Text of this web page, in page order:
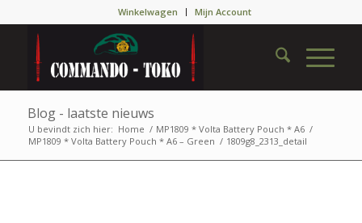
Winkelwagen Mijn Account
Blog - laatste nieuws
U bevindt zich hier: Home / MP1809 * Volta Battery Pouch * A6 /
MP1809 * Volta Battery Pouch * A6 – Green / 1809g8_2313_detail